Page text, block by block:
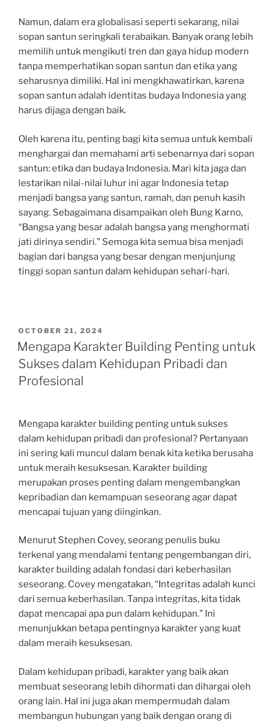
Namun, dalam era globalisasi seperti sekarang, nilai
sopan santun seringkali terabaikan. Banyak orang lebih
memilih untuk mengikuti tren dan gaya hidup modern
tanpa memperhatikan sopan santun dan etika yang
seharusnya dimiliki. Hal ini mengkhawatirkan, karena
sopan santun adalah identitas budaya Indonesia yang
harus dijaga dengan baik.
Oleh karena itu, penting bagi kita semua untuk kembali
menghargai dan memahami arti sebenarnya dari sopan
santun: etika dan budaya Indonesia. Mari kita jaga dan
lestarikan nilai-nilai luhur ini agar Indonesia tetap
menjadi bangsa yang santun, ramah, dan penuh kasih
sayang. Sebagaimana disampaikan oleh Bung Karno,
“Bangsa yang besar adalah bangsa yang menghormati
jati dirinya sendiri.” Semoga kita semua bisa menjadi
bagian dari bangsa yang besar dengan menjunjung
tinggi sopan santun dalam kehidupan sehari-hari.
POSTED
ON
OCTOBER 21, 2024
Mengapa Karakter Building Penting untuk
Sukses dalam Kehidupan Pribadi dan
Profesional
Mengapa karakter building penting untuk sukses
dalam kehidupan pribadi dan profesional? Pertanyaan
ini sering kali muncul dalam benak kita ketika berusaha
untuk meraih kesuksesan. Karakter building
merupakan proses penting dalam mengembangkan
kepribadian dan kemampuan seseorang agar dapat
mencapai tujuan yang diinginkan.
Menurut Stephen Covey, seorang penulis buku
terkenal yang mendalami tentang pengembangan diri,
karakter building adalah fondasi dari keberhasilan
seseorang. Covey mengatakan, “Integritas adalah kunci
dari semua keberhasilan. Tanpa integritas, kita tidak
dapat mencapai apa pun dalam kehidupan.” Ini
menunjukkan betapa pentingnya karakter yang kuat
dalam meraih kesuksesan.
Dalam kehidupan pribadi, karakter yang baik akan
membuat seseorang lebih dihormati dan dihargai oleh
orang lain. Hal ini juga akan mempermudah dalam
membangun hubungan yang baik dengan orang di